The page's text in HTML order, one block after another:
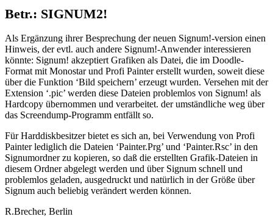
Betr.: SIGNUM2!
Als Ergänzung ihrer Besprechung der neuen Signum!-version einen
Hinweis, der evtl. auch andere Signum!-Anwender interessieren
könnte: Signum! akzeptiert Grafiken als Datei, die im Doodle-
Format mit Monostar und Profi Painter erstellt wurden, soweit diese
über die Funktion ‘Bild speichern’ erzeugt wurden. Versehen mit der
Extension ‘.pic’ werden diese Dateien problemlos von Signum! als
Hardcopy übernommen und verarbeitet. der umständliche weg über
das Screendump-Programm entfällt so.
Für Harddiskbesitzer bietet es sich an, bei Verwendung von Profi
Painter lediglich die Dateien ‘Painter.Prg’ und ‘Painter.Rsc’ in den
Signumordner zu kopieren, so daß die erstellten Grafik-Dateien in
diesem Ordner abgelegt werden und über Signum schnell und
problemlos geladen, ausgedruckt und natürlich in der Größe über
Signum auch beliebig verändert werden können.
R.Brecher, Berlin